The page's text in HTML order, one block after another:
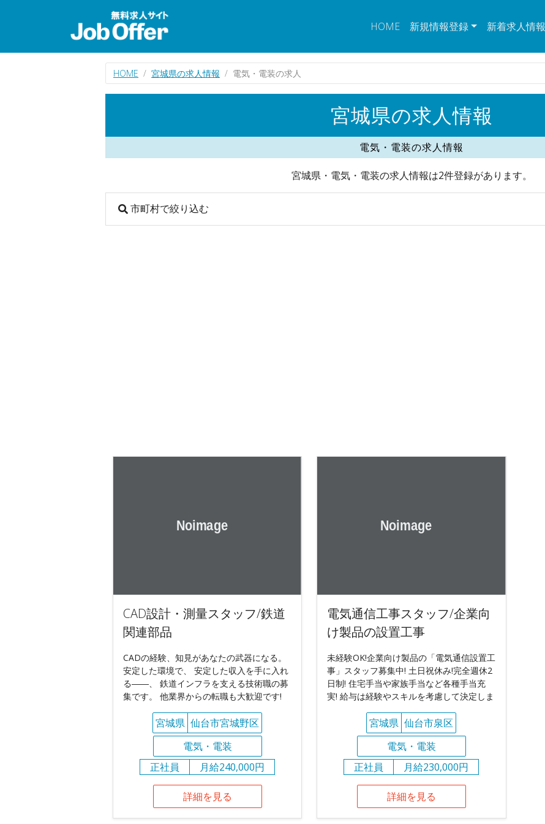
HOME 新規情報登録 新着求人情報
HOME 宮城県の求人情報 電気・電装の求人
宮城県の求人情報
電気・電装の求人情報
宮城県・電気・電装の求人情報は2件登録があります。
市町村で絞り込む
CAD設計・測量スタッフ/鉄道
関連部品
CADの経験、知見があなたの武器になる。
安定した環境で、 安定した収入を手に入れ
る――、 鉄道インフラを支える技術職の募
集です。 他業界からの転職も大歓迎です!
宮城県 仙台市宮城野区
電気・電装
正社員
月給240,000円
詳細を見る
電気通信工事スタッフ/企業向
け製品の設置工事
未経験OK!企業向け製品の「電気通信設置工
事」スタッフ募集中! 土日祝休み!完全週休2
日制! 住宅手当や家族手当など各種手当充
実! 給与は経験やスキルを考慮して決定しま
宮城県 仙台市泉区
電気・電装
正社員
月給230,000円
詳細を見る